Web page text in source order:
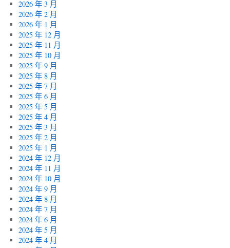
2026 年 3 月
2026 年 2 月
2026 年 1 月
2025 年 12 月
2025 年 11 月
2025 年 10 月
2025 年 9 月
2025 年 8 月
2025 年 7 月
2025 年 6 月
2025 年 5 月
2025 年 4 月
2025 年 3 月
2025 年 2 月
2025 年 1 月
2024 年 12 月
2024 年 11 月
2024 年 10 月
2024 年 9 月
2024 年 8 月
2024 年 7 月
2024 年 6 月
2024 年 5 月
2024 年 4 月